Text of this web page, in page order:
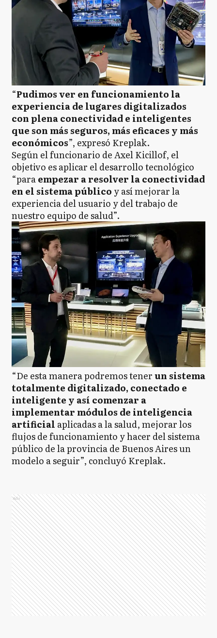
“Pudimos ver en funcionamiento la
experiencia de lugares digitalizados
con plena conectividad e inteligentes
que son más seguros, más eficaces y más
económicos”, expresó Kreplak.
Según el funcionario de Axel Kicillof, el
objetivo es aplicar el desarrollo tecnológico
“paraempezar a resolver la conectividad
en el sistema público y así mejorar la
experiencia del usuario y del trabajo de
nuestro equipo de salud”.
“De esta manera podremos tenerun sistema
totalmente digitalizado, conectado e
inteligente y así comenzar a
implementar módulos de inteligencia
artificial aplicadas a la salud, mejorar los
flujos de funcionamiento y hacer del sistema
público de la provincia de Buenos Aires un
modelo a seguir”, concluyó Kreplak.
Ads